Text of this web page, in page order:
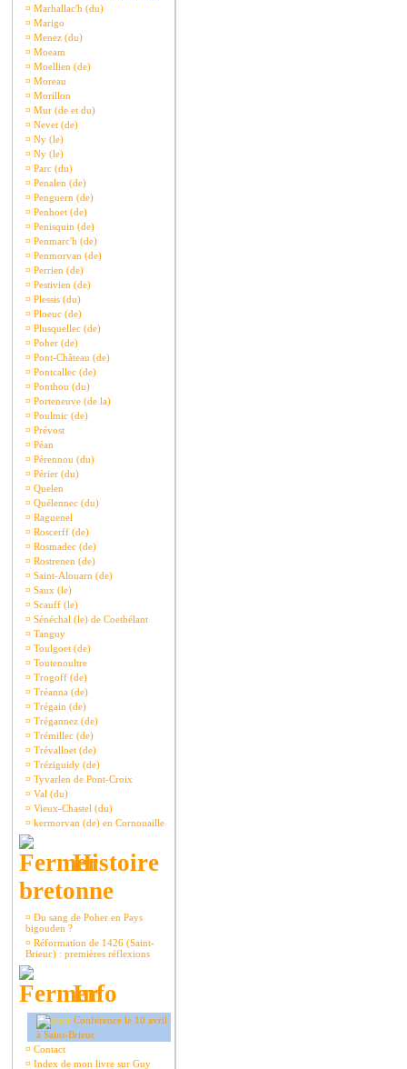
¤ Marhallac'h (du)
¤ Marigo
¤ Menez (du)
¤ Moeam
¤ Moellien (de)
¤ Moreau
¤ Morillon
¤ Mur (de et du)
¤ Nevet (de)
¤ Ny (le)
¤ Ny (le)
¤ Parc (du)
¤ Penalen (de)
¤ Penguern (de)
¤ Penhoet (de)
¤ Penisquin (de)
¤ Penmarc'h (de)
¤ Penmorvan (de)
¤ Perrien (de)
¤ Pestivien (de)
¤ Plessis (du)
¤ Ploeuc (de)
¤ Plusquellec (de)
¤ Poher (de)
¤ Pont-Château (de)
¤ Pontcallec (de)
¤ Ponthou (du)
¤ Porteneuve (de la)
¤ Poulmic (de)
¤ Prévost
¤ Péan
¤ Pérennou (du)
¤ Périer (du)
¤ Quelen
¤ Quélennec (du)
¤ Raguenel
¤ Roscerff (de)
¤ Rosmadec (de)
¤ Rostrenen (de)
¤ Saint-Alouarn (de)
¤ Saux (le)
¤ Scauff (le)
¤ Sénéchal (le) de Coethélant
¤ Tanguy
¤ Toulgoet (de)
¤ Toutenoultre
¤ Trogoff (de)
¤ Tréanna (de)
¤ Trégain (de)
¤ Trégannez (de)
¤ Trémillec (de)
¤ Trévalloet (de)
¤ Tréziguidy (de)
¤ Tyvarlen de Pont-Croix
¤ Val (du)
¤ Vieux-Chastel (du)
¤ kermorvan (de) en Cornouaille
Histoire
bretonne
¤ Du sang de Poher en Pays
bigouden ?
¤ Réformation de 1426 (Saint-
Brieuc) : premières réflexions
Info
Conférence le 10 avril
à Saint-Brieuc
¤ Contact
¤ Index de mon livre sur Guy